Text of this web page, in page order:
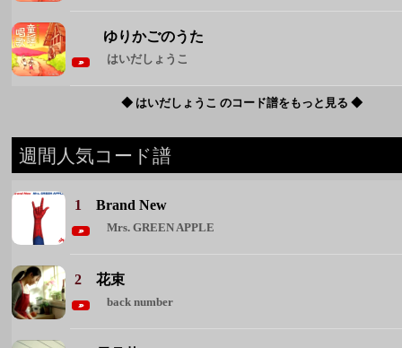
ゆりかごのうた
はいだしょうこ
◆ はいだしょうこ のコード譜をもっと見る ◆
週間人気コード譜
1Brand New
Mrs. GREEN APPLE
2花束
back number